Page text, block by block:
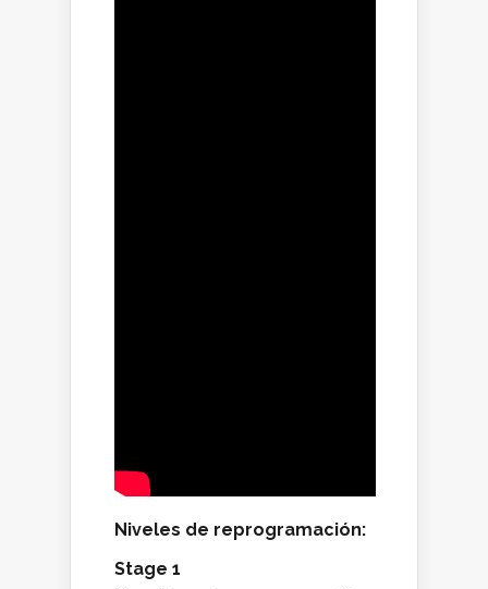
Niveles de reprogramación:
Stage 1